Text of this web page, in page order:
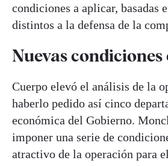
condiciones a aplicar, basadas
distintos a la defensa de la
Nuevas condiciones
Cuerpo elevó el análisis de la
haberlo pedido así cinco
económica del Gobierno.
imponer una serie de
atractivo de la operación para